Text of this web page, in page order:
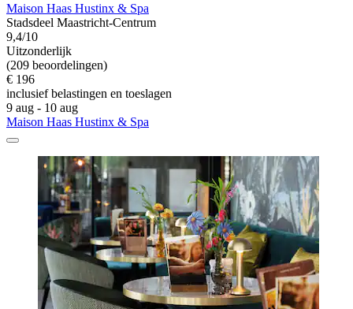
Maison Haas Hustinx & Spa
Stadsdeel Maastricht-Centrum
9,4/10
Uitzonderlijk
(209 beoordelingen)
€ 196
inclusief belastingen en toeslagen
9 aug - 10 aug
Maison Haas Hustinx & Spa